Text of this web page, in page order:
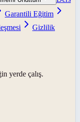
Garantili Eğitim
Gizlilik
yerde çalış.